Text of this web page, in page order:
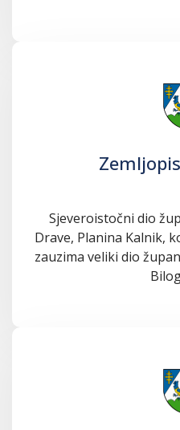
Sjeveroistočni dio
Drave, Planina Kalnik,
zauzima veliki dio